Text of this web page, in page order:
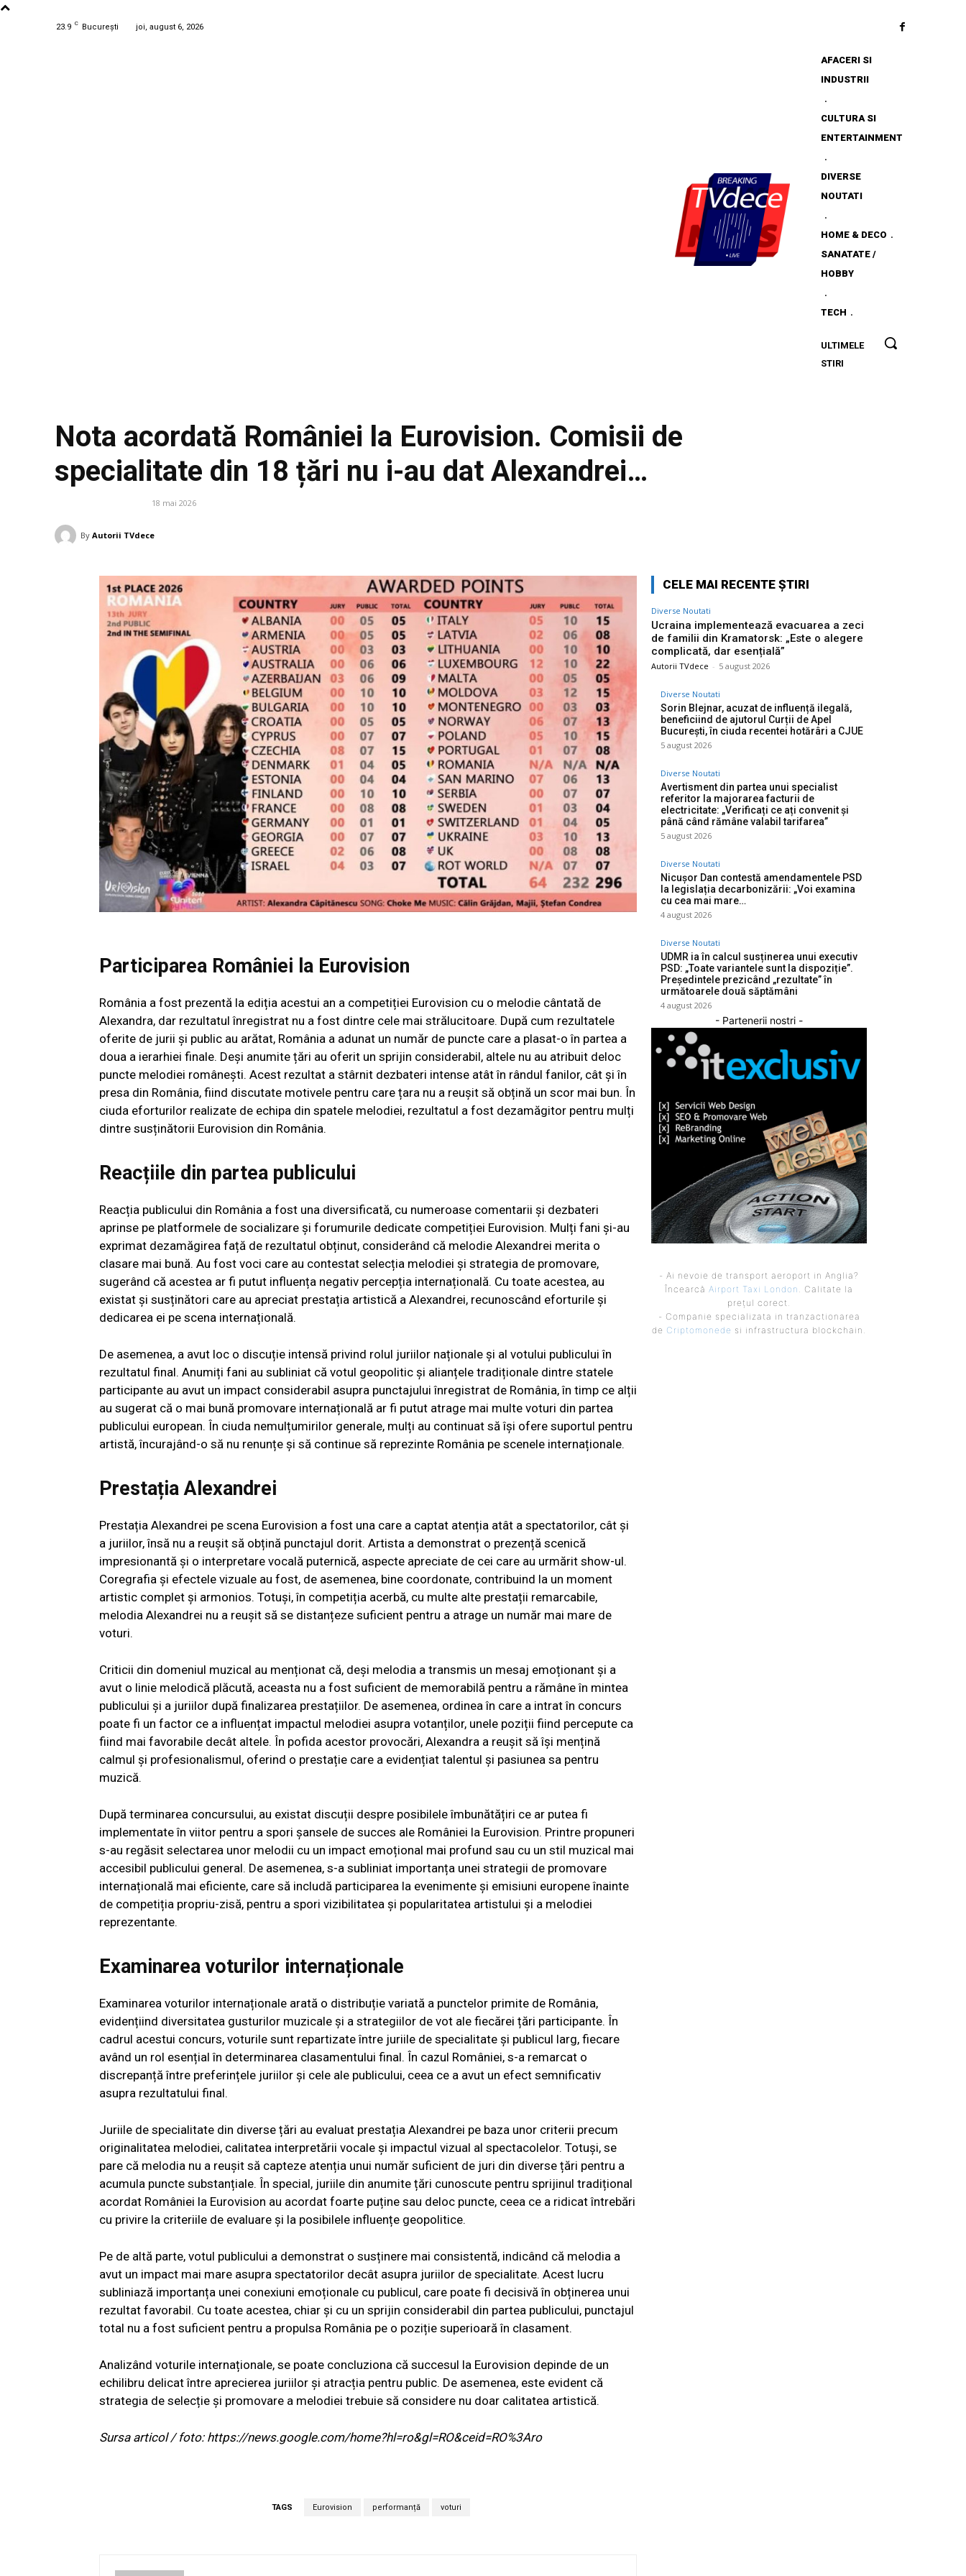
23.9 C București joi, august 6, 2026
AFACERI SI
INDUSTRII
CULTURA SI
ENTERTAINMENT
DIVERSE
NOUTATI
HOME & DECO
SANATATE /
HOBBY
TECH
ULTIMELE
STIRI
Ucraina
Nota acordată României la Eurovision. Comisii de
specialitate din 18 țări nu i-au dat Alexandrei…
18 mai 2026
By Autorii TVdece
Participarea României la Eurovision
România a fost prezentă la ediția acestui an a competiției Eurovision cu o melodie cântată de
Alexandra, dar rezultatul înregistrat nu a fost dintre cele mai strălucitoare. După cum rezultatele
oferite de jurii și public au arătat, România a adunat un număr de puncte care a plasat-o în partea a
doua a ierarhiei finale. Deși anumite țări au oferit un sprijin considerabil, altele nu au atribuit deloc
puncte melodiei românești. Acest rezultat a stârnit dezbateri intense atât în rândul fanilor, cât și în
presa din România, fiind discutate motivele pentru care țara nu a reușit să obțină un scor mai bun. În
ciuda eforturilor realizate de echipa din spatele melodiei, rezultatul a fost dezamăgitor pentru mulți
dintre susținătorii Eurovision din România.
Reacțiile din partea publicului
Reacția publicului din România a fost una diversificată, cu numeroase comentarii și dezbateri
aprinse pe platformele de socializare și forumurile dedicate competiției Eurovision. Mulți fani și-au
exprimat dezamăgirea față de rezultatul obținut, considerând că melodie Alexandrei merita o
clasare mai bună. Au fost voci care au contestat selecția melodiei și strategia de promovare,
sugerând că acestea ar fi putut influența negativ percepția internațională. Cu toate acestea, au
existat și susținători care au apreciat prestația artistică a Alexandrei, recunoscând eforturile și
dedicarea ei pe scena internațională.
De asemenea, a avut loc o discuție intensă privind rolul juriilor naționale și al votului publicului în
rezultatul final. Anumiți fani au subliniat că votul geopolitic și alianțele tradiționale dintre statele
participante au avut un impact considerabil asupra punctajului înregistrat de România, în timp ce alții
au sugerat că o mai bună promovare internațională ar fi putut atrage mai multe voturi din partea
publicului european. În ciuda nemulțumirilor generale, mulți au continuat să își ofere suportul pentru
artistă, încurajând-o să nu renunțe și să continue să reprezinte România pe scenele internaționale.
Prestația Alexandrei
Prestația Alexandrei pe scena Eurovision a fost una care a captat atenția atât a spectatorilor, cât și
a juriilor, însă nu a reușit să obțină punctajul dorit. Artista a demonstrat o prezență scenică
impresionantă și o interpretare vocală puternică, aspecte apreciate de cei care au urmărit show-ul.
Coregrafia și efectele vizuale au fost, de asemenea, bine coordonate, contribuind la un moment
artistic complet și armonios. Totuși, în competiția acerbă, cu multe alte prestații remarcabile,
melodia Alexandrei nu a reușit să se distanțeze suficient pentru a atrage un număr mai mare de
voturi.
Criticii din domeniul muzical au menționat că, deși melodia a transmis un mesaj emoționant și a
avut o linie melodică plăcută, aceasta nu a fost suficient de memorabilă pentru a rămâne în mintea
publicului și a juriilor după finalizarea prestațiilor. De asemenea, ordinea în care a intrat în concurs
poate fi un factor ce a influențat impactul melodiei asupra votanților, unele poziții fiind percepute ca
fiind mai favorabile decât altele. În pofida acestor provocări, Alexandra a reușit să își mențină
calmul și profesionalismul, oferind o prestație care a evidențiat talentul și pasiunea sa pentru
muzică.
După terminarea concursului, au existat discuții despre posibilele îmbunătățiri ce ar putea fi
implementate în viitor pentru a spori șansele de succes ale României la Eurovision. Printre propuneri
s-au regăsit selectarea unor melodii cu un impact emoțional mai profund sau cu un stil muzical mai
accesibil publicului general. De asemenea, s-a subliniat importanța unei strategii de promovare
internațională mai eficiente, care să includă participarea la evenimente și emisiuni europene înainte
de competiția propriu-zisă, pentru a spori vizibilitatea și popularitatea artistului și a melodiei
reprezentante.
Examinarea voturilor internaționale
Examinarea voturilor internaționale arată o distribuție variată a punctelor primite de România,
evidențiind diversitatea gusturilor muzicale și a strategiilor de vot ale fiecărei țări participante. În
cadrul acestui concurs, voturile sunt repartizate între juriile de specialitate și publicul larg, fiecare
având un rol esențial în determinarea clasamentului final. În cazul României, s-a remarcat o
discrepanță între preferințele juriilor și cele ale publicului, ceea ce a avut un efect semnificativ
asupra rezultatului final.
Juriile de specialitate din diverse țări au evaluat prestația Alexandrei pe baza unor criterii precum
originalitatea melodiei, calitatea interpretării vocale și impactul vizual al spectacolelor. Totuși, se
pare că melodia nu a reușit să capteze atenția unui număr suficient de juri din diverse țări pentru a
acumula puncte substanțiale. În special, juriile din anumite țări cunoscute pentru sprijinul tradițional
acordat României la Eurovision au acordat foarte puține sau deloc puncte, ceea ce a ridicat întrebări
cu privire la criteriile de evaluare și la posibilele influențe geopolitice.
Pe de altă parte, votul publicului a demonstrat o susținere mai consistentă, indicând că melodia a
avut un impact mai mare asupra spectatorilor decât asupra juriilor de specialitate. Acest lucru
subliniază importanța unei conexiuni emoționale cu publicul, care poate fi decisivă în obținerea unui
rezultat favorabil. Cu toate acestea, chiar și cu un sprijin considerabil din partea publicului, punctajul
total nu a fost suficient pentru a propulsa România pe o poziție superioară în clasament.
Analizând voturile internaționale, se poate concluziona că succesul la Eurovision depinde de un
echilibru delicat între aprecierea juriilor și atracția pentru public. De asemenea, este evident că
strategia de selecție și promovare a melodiei trebuie să considere nu doar calitatea artistică.
Sursa articol / foto: https://news.google.com/home?hl=ro&gl=RO&ceid=RO%3Aro
TAGS Eurovision performanță voturi
CELE MAI RECENTE ȘTIRI
Diverse Noutati
Ucraina implementează evacuarea a zeci
de familii din Kramatorsk: „Este o alegere
complicată, dar esențială”
Autorii TVdece - 5 august 2026
Diverse Noutati
Sorin Blejnar, acuzat de influență ilegală,
beneficiind de ajutorul Curții de Apel
București, în ciuda recentei hotărâri a CJUE
5 august 2026
Diverse Noutati
Avertisment din partea unui specialist
referitor la majorarea facturii de
electricitate: „Verificați ce ați convenit și
până când rămâne valabil tarifarea”
5 august 2026
Diverse Noutati
Nicușor Dan contestă amendamentele PSD
la legislația decarbonizării: „Voi examina
cu cea mai mare…
4 august 2026
Diverse Noutati
UDMR ia în calcul susținerea unui executiv
PSD: „Toate variantele sunt la dispoziție”.
Președintele prezicând „rezultate” în
următoarele două săptămâni
4 august 2026
- Partenerii nostri -
- Ai nevoie de transport aeroport in Anglia?
Încearcă Airport Taxi London . Calitate la
prețul corect.
- Companie specializata in tranzactionarea
de Criptomonede si infrastructura blockchain.